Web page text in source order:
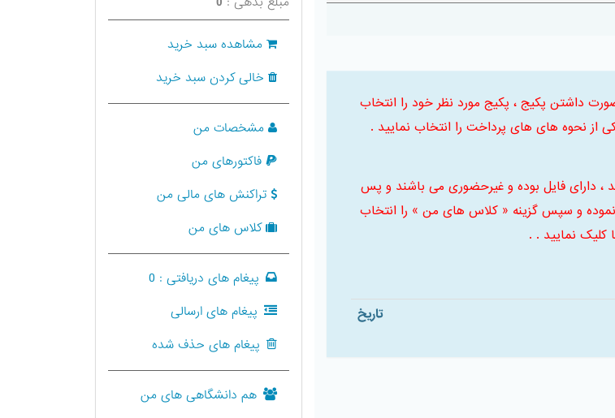
در صورت داشتن پکیج ، پکیج مورد نظر خود را انتخاب
نحوه های های پرداخت را انتخاب نمایید .
، دارای فایل بوده و غیرحضوری می باشند و پس
و سپس گزینه « کلاس های من » را انتخاب
کلیک نمایید . .
تاریخ
مشاهده سبد خرید
خالی کردن سبد خرید
مشخصات من
فاکتورهای من
تراکنش های مالی من
کلاس های من
پیغام های دریافتی : 0
پیغام های ارسالی
پیغام های حذف شده
هم دانشگاهی های من